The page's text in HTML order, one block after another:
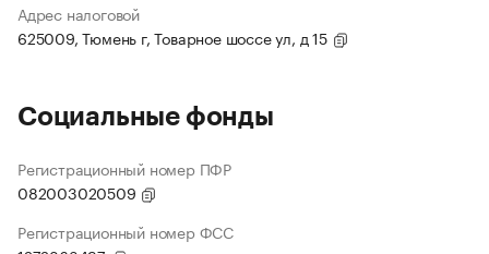
Адрес налоговой
625009, Тюмень г, Товарное шоссе ул, д 15
Социальные фонды
Регистрационный номер ПФР
082003020509
Регистрационный номер ФСС